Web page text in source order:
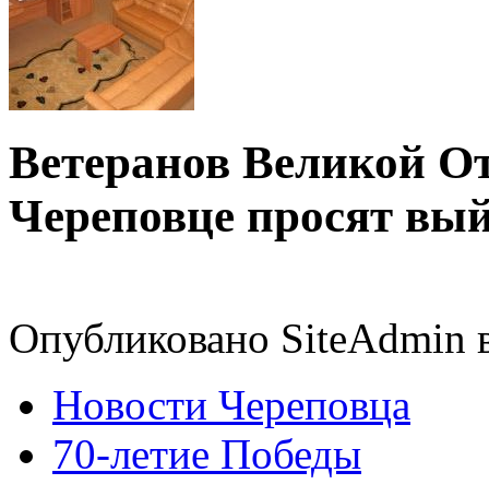
Ветеранов Великой
Череповце просят
Опубликовано SiteAdmin
Новости Череповца
70-летие Победы